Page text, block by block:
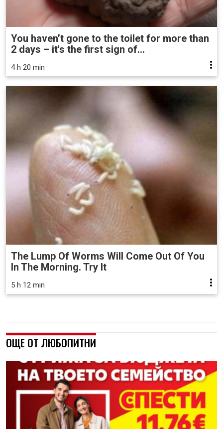
You haven’t gone to the toilet for more than
2 days – it's the first sign of...
4 h 20 min
The Lump Of Worms Will Come Out Of You
In The Morning. Try It
5 h 12 min
ОЩЕ ОТ ЛЮБОПИТНИ